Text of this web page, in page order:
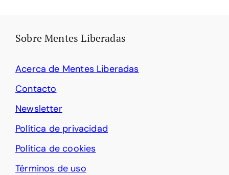
Sobre Mentes Liberadas
Acerca de Mentes Liberadas
Contacto
Newsletter
Política de privacidad
Política de cookies
Términos de uso